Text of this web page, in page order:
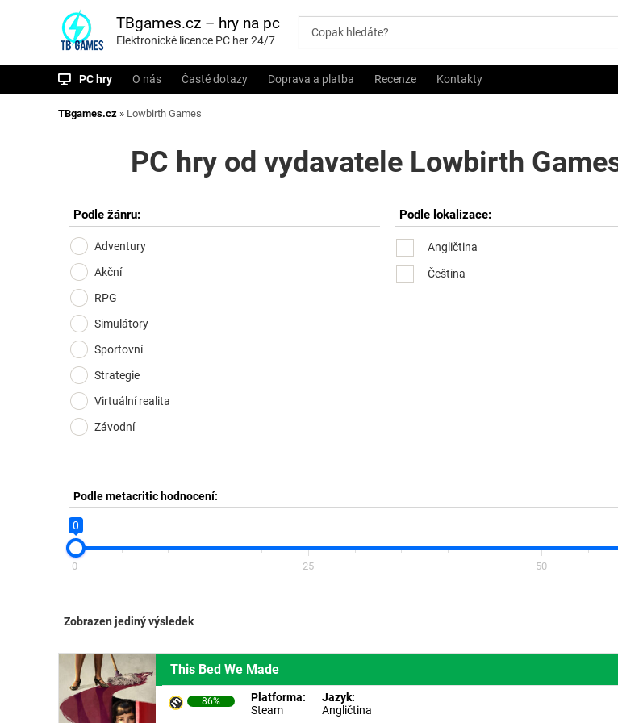
i
TBgames.cz – hry na pc
Elektronické licence PC her 24/7
PC hry O nás Časté dotazy Doprava a platba Recenze Kontakty
TBgames.cz » Lowbirth Games
PC hry od vydavatele Lowbirth
Podle žánru:
Adventury
Akční
RPG
Simulátory
Sportovní
Strategie
Virtuální realita
Závodní
Podle lokalizace:
Angličtina
Čeština
Podle metacritic hodnocení:
0
0 25 50
Zobrazen jediný výsledek
This Bed We Made
86%
Platforma:
Steam
Jazyk:
Angličtina